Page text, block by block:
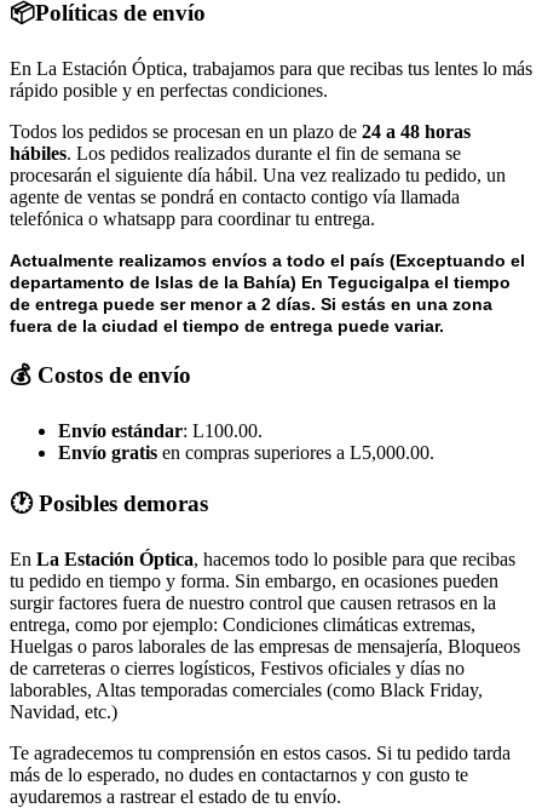
📦Políticas de envío
En La Estación Óptica, trabajamos para que recibas tus lentes lo más
rápido posible y en perfectas condiciones.
Todos los pedidos se procesan en un plazo de 24 a 48 horas
hábiles. Los pedidos realizados durante el fin de semana se
procesarán el siguiente día hábil. Una vez realizado tu pedido, un
agente de ventas se pondrá en contacto contigo vía llamada
telefónica o whatsapp para coordinar tu entrega.
Actualmente realizamos envíos a todo el país (Exceptuando el
departamento de Islas de la Bahía) En Tegucigalpa el tiempo
de entrega puede ser menor a 2 días. Si estás en una zona
fuera de la ciudad el tiempo de entrega puede variar.
💰 Costos de envío
Envío estándar: L100.00.
Envío gratis en compras superiores a L5,000.00.
🕐 Posibles demoras
En La Estación Óptica, hacemos todo lo posible para que recibas
tu pedido en tiempo y forma. Sin embargo, en ocasiones pueden
surgir factores fuera de nuestro control que causen retrasos en la
entrega, como por ejemplo: Condiciones climáticas extremas,
Huelgas o paros laborales de las empresas de mensajería, Bloqueos
de carreteras o cierres logísticos, Festivos oficiales y días no
laborables, Altas temporadas comerciales (como Black Friday,
Navidad, etc.)
Te agradecemos tu comprensión en estos casos. Si tu pedido tarda
más de lo esperado, no dudes en contactarnos y con gusto te
ayudaremos a rastrear el estado de tu envío.